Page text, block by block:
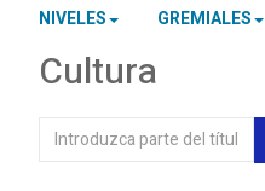
NIVELES GREMIALES
Cultura
Introduzca